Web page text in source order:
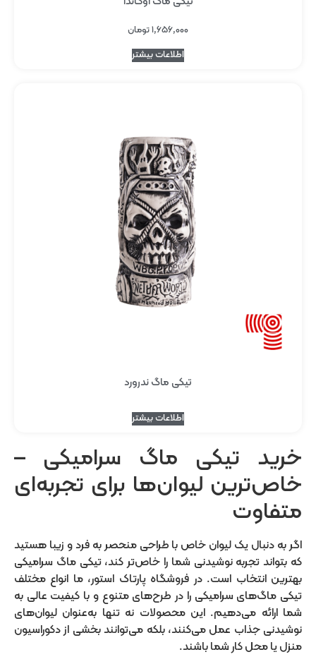
۱,۶۵۶,۰۰۰تومان
اطلاعات بیشتر
تیکی ماگ ندرورد
اطلاعات بیشتر
خرید تیکی ماگ سرامیکی –
خاص‌ترین لیوان‌ها برای تجربه‌ای
متفاوت
اگر به دنبال یک لیوان خاص با طراحی منحصر به فرد و زیبا هستید
که بتواند تجربه نوشیدنی شما را خاص‌تر کند، تیکی ماگ سرامیکی
بهترین انتخاب است. در فروشگاه پارتاک استور، ما انواع مختلف
تیکی ماگ‌های سرامیکی را در طرح‌های متنوع و با کیفیت عالی به
شما ارائه می‌دهیم. این محصولات نه تنها به‌عنوان لیوان‌های
نوشیدنی جذاب عمل می‌کنند، بلکه می‌توانند بخشی از دکوراسیون
منزل یا محل کار شما باشند.